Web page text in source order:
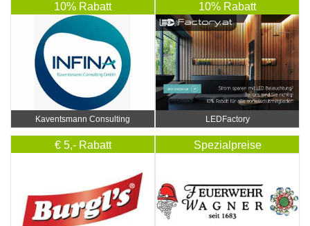
10% Rabatt
Kaventsmann Consulting
10% Rabatt
LEDFactory
€ 5,- Rabatt Spezialpreise